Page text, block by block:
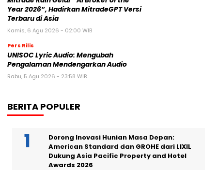
Year 2026”, Hadirkan MitradeGPT Versi
Terbaru di Asia
Kamis, 6 Agu 2026 - 02:00 WIB
Pers Rilis
UNISOC Lyric Audio: Mengubah
Pengalaman Mendengarkan Audio
Rabu, 5 Agu 2026 - 23:58 WIB
BERITA POPULER
Dorong Inovasi Hunian Masa Depan:
American Standard dan GROHE dari LIXIL
Dukung Asia Pacific Property and Hotel
Awards 2026